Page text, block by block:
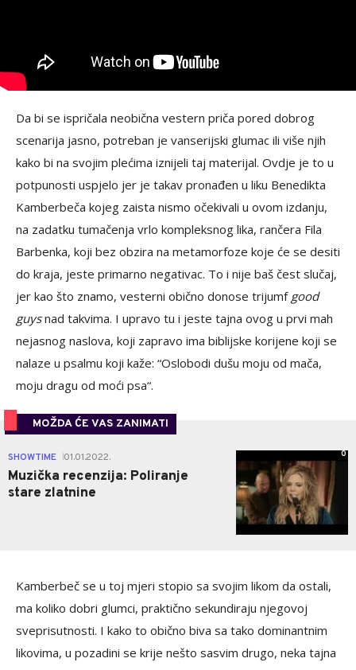
Da bi se ispričala neobična vestern priča pored dobrog
scenarija jasno, potreban je vanserijski glumac ili više njih
kako bi na svojim plećima iznijeli taj materijal. Ovdje je to u
potpunosti uspjelo jer je takav pronađen u liku Benedikta
Kamberbeča kojeg zaista nismo očekivali u ovom izdanju,
na zadatku tumačenja vrlo kompleksnog lika, rančera Fila
Barbenka, koji bez obzira na metamorfoze koje će se desiti
do kraja, jeste primarno negativac. To i nije baš čest slučaj,
jer kao što znamo, vesterni obično donose trijumf good
guysnad takvima. I upravo tu i jeste tajna ovog u prvi mah
nejasnog naslova, koji zapravo ima biblijske korijene koji se
nalaze u psalmu koji kaže: “Oslobodi dušu moju od mača,
moju dragu od moći psa“.
MOŽDA ĆE VAS ZANIMATI
SHOWTIME 01.01.2022.
Muzička recenzija: Poliranje
stare zlatnine
0
Kamberbeč se u toj mjeri stopio sa svojim likom da ostali,
ma koliko dobri glumci, praktično sekundiraju njegovoj
sveprisutnosti. I kako to obično biva sa tako dominantnim
likovima, u pozadini se krije nešto sasvim drugo, neka tajna